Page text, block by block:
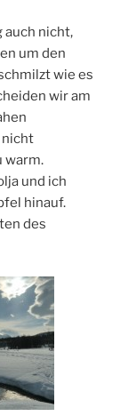
auch nicht,
um den
wie es
wir am
nicht
warm.
und ich
hinauf.
des